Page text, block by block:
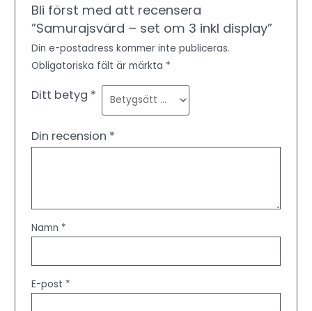
Bli först med att recensera
”Samurajsvärd – set om 3 inkl display”
Din e-postadress kommer inte publiceras.
Obligatoriska fält är märkta *
Ditt betyg *
Din recension *
Namn *
E-post *